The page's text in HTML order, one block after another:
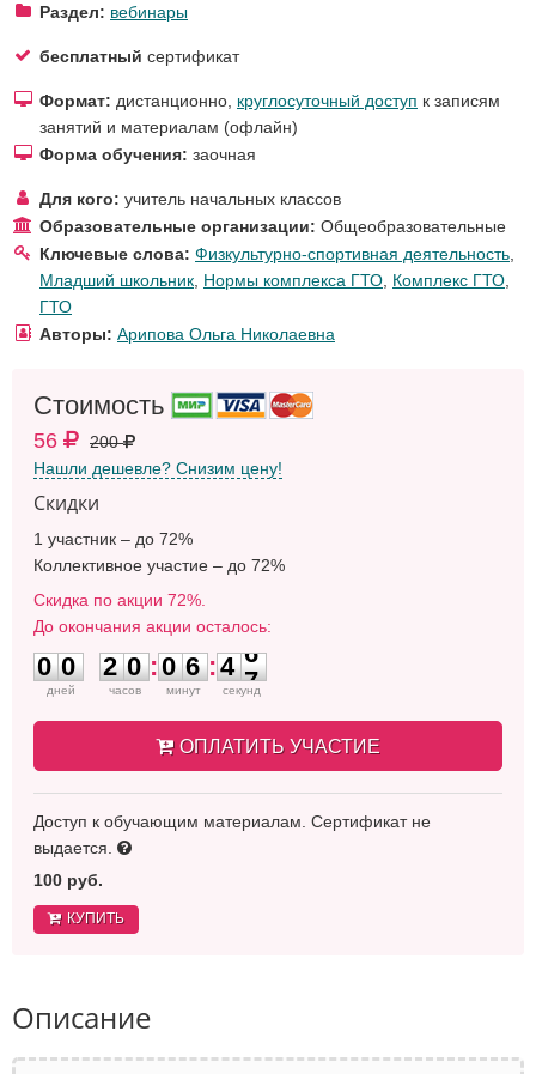
Раздел: вебинары
бесплатный сертификат
Формат: дистанционно, круглосуточный доступ к записям
занятий и материалам (офлайн)
Форма обучения: заочная
Для кого: учитель начальных классов
Образовательные организации: Общеобразовательные
Ключевые слова: Физкультурно-спортивная деятельность
Младший школьник Нормы комплекса ГТО Комплекс ГТО
ГТО
Авторы: Арипова Ольга Николаевна
Стоимость
56
200
Нашли дешевле? Снизим цену!
Скидки
1 участник – до 72%
Коллективное участие – до 72%
Скидка по акции 72%.
До окончания акции осталось:
0
0
0
0
дней
2
2
0
0
часов
:
0
0
6
6
минут
:
4
4
6
6
секунд
ОПЛАТИТЬ УЧАСТИЕ
Доступ к обучающим материалам. Сертификат не
выдается.
100 руб.
КУПИТЬ
Описание